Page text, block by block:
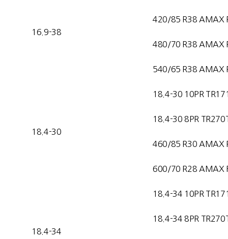
16.9-38
420/85 R38 AMAX
480/70 R38 AMAX
540/65 R38 AMAX
18.4-30
18.4-30 10PR
18.4-30 8PR
460/85 R30 AMAX
600/70 R28 AMAX
18.4-34
18.4-34 10PR
18.4-34 8PR